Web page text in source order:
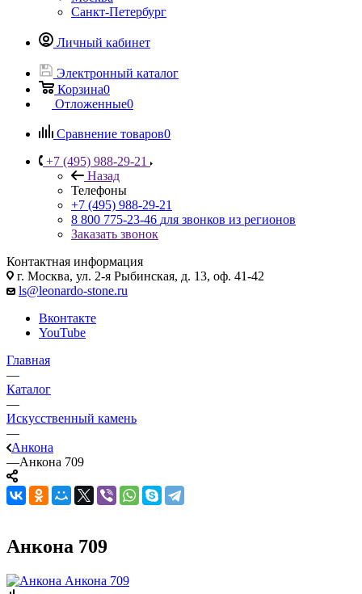
Санкт-Петербург
Личный кабинет
Электронный каталог
Корзина0
Отложенные0
Сравнение товаров0
+7 (495) 988-29-21
Назад
Телефоны
+7 (495) 988-29-21
8 800 775-23-46 для звонков из регионов
Заказать звонок
Контактная информация
г. Москва, ул. 2-я Рыбинская, д. 13, оф. 41-42
ls@leonardo-stone.ru
Вконтакте
YouTube
Главная
—
Каталог
—
Искусственный камень
—
Анкона
—Анкона 709
Анкона 709